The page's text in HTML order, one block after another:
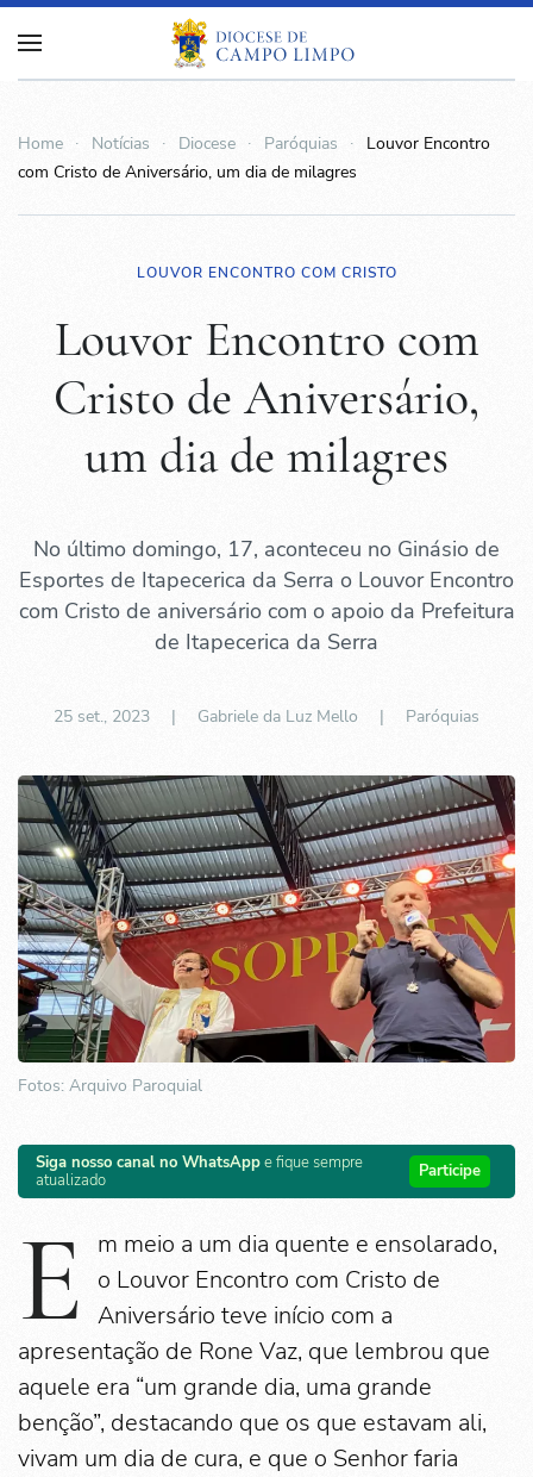
Home Notícias Diocese Paróquias
Louvor Encontro
com Cristo de Aniversário, um dia de milagres
LOUVOR ENCONTRO COM CRISTO
Louvor Encontro com
Cristo de Aniversário,
um dia de milagres
No último domingo, 17, aconteceu no Ginásio de
Esportes de Itapecerica da Serra o Louvor Encontro
com Cristo de aniversário com o apoio da Prefeitura
de Itapecerica da Serra
25 set., 2023 | Gabriele da Luz Mello | Paróquias
Fotos: Arquivo Paroquial
Siga nosso canal no WhatsAppe fique sempre
atualizado
Participe
E
m meio a um dia quente e ensolarado,
o Louvor Encontro com Cristo de
Aniversário teve início com a
apresentação de Rone Vaz, que lembrou que
aquele era “um grande dia, uma grande
benção”, destacando que os que estavam ali,
vivam um dia de cura, e que o Senhor faria